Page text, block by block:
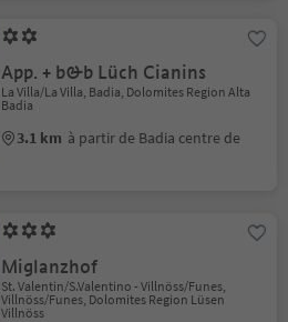
App. + b&b Lüch Cianins
La Villa/La Villa, Badia, Dolomites Region Alta
Badia
3.1 km à partir de Badia centre de
Miglanzhof
St. Valentin/S.Valentino - Villnöss/Funes,
Villnöss/Funes, Dolomites Region Lüsen
Villnöss